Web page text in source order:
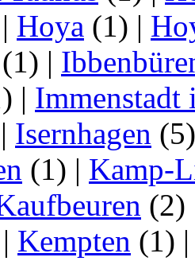
| Hoya (1) |
(1) |
| Immenstadt
| Isernhagen
(1) | Kamp-
(2)
| Kempten (1)